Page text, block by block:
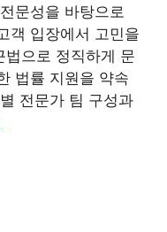
문성을 바탕으로
객 입장에서 고민을
법으로 정직하게 문
법률 지원을 약속
전문가 팀 구성과